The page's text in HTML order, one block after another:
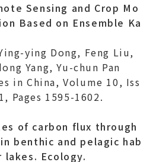
Sensing and Crop Mo
Based on Ensemble Ka
ying Dong, Feng Liu,
Yang, Yu-chun Pan
in China, Volume 10, Iss
Pages 1595-1602.
of carbon flux through
benthic and pelagic hab
Ecology.